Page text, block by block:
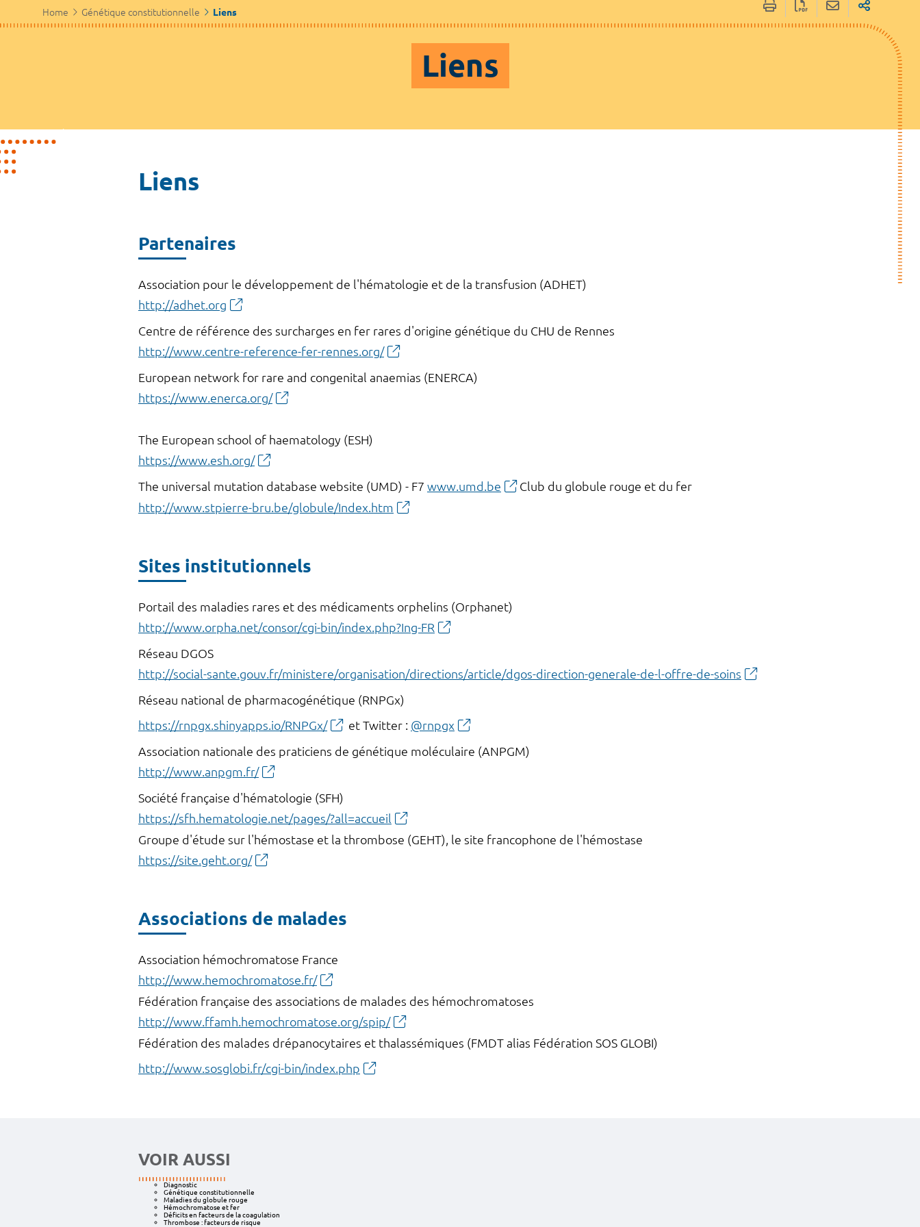
Home Génétique constitutionnelle Liens
Liens
Liens
Partenaires
Association pour le développement de l'hématologie et de la transfusion (ADHET)
http://adhet.org
Centre de référence des surcharges en fer rares d'origine génétique du CHU de Rennes
http://www.centre-reference-fer-rennes.org/
European network for rare and congenital anaemias (ENERCA)
https://www.enerca.org/
The European school of haematology (ESH)
https://www.esh.org/
The universal mutation database website (UMD) - F7 www.umd.be
Club du globule rouge et du fer
http://www.stpierre-bru.be/globule/Index.htm
Sites institutionnels
Portail des maladies rares et des médicaments orphelins (Orphanet)
http://www.orpha.net/consor/cgi-bin/index.php?Ing-FR
Réseau DGOS
http://social-sante.gouv.fr/ministere/organisation/directions/article/dgos-direction-generale-de-l-offre-de-soins
Réseau national de pharmacogénétique (RNPGx)
https://rnpgx.shinyapps.io/RNPGx/
et Twitter : @rnpgx
Association nationale des praticiens de génétique moléculaire (ANPGM)
http://www.anpgm.fr/
Société française d'hématologie (SFH)
https://sfh.hematologie.net/pages/?all=accueil
Groupe d'étude sur l'hémostase et la thrombose (GEHT), le site francophone de l'hémostase
https://site.geht.org/
Associations de malades
Association hémochromatose France
http://www.hemochromatose.fr/
Fédération française des associations de malades des hémochromatoses
http://www.ffamh.hemochromatose.org/spip/
Fédération des malades drépanocytaires et thalassémiques (FMDT alias Fédération SOS GLOBI)
http://www.sosglobi.fr/cgi-bin/index.php
VOIR AUSSI
Diagnostic
Génétique constitutionnelle
Maladies du globule rouge
Hémochromatose et fer
Déficits en facteurs de la coagulation
Thrombose : facteurs de risque